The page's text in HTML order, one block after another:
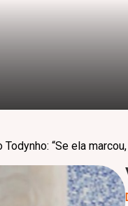
“Se ela marcou,